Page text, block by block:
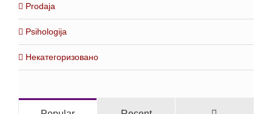
Prodaja
Psihologija
Некатегоризовано